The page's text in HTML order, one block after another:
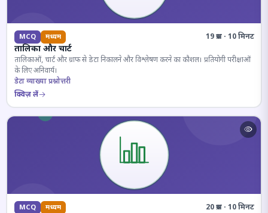
MCQ मध्यम 19 प्रश्न · 10 मिनट
तालिका और चार्ट
तालिकाओं, चार्ट और ग्राफ से डेटा निकालने और विश्लेषण करने का कौशल। प्रतियोगी परीक्षाओं
के लिए अनिवार्य।
डेटा व्याख्या प्रश्नोत्तरी
क्विज़ लें
MCQ मध्यम 20 प्रश्न · 10 मिनट